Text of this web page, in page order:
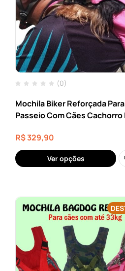
(0)
Mochila Biker Reforçada Para
Passeio Com Cães Cachorro
R$329,90
Ver opções